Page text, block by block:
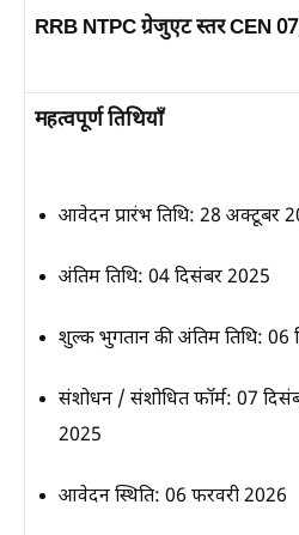
RRB NTPC ग्रेजुएट स्तर CEN
महत्वपूर्ण तिथियाँ
आवेदन प्रारंभ तिथि: 28 अक्टूबर
अंतिम तिथि: 04 दिसंबर 2025
शुल्क भुगतान की अंतिम तिथि: 06
संशोधन / संशोधित फॉर्म: 07
2025
आवेदन स्थिति: 06 फरवरी 2026